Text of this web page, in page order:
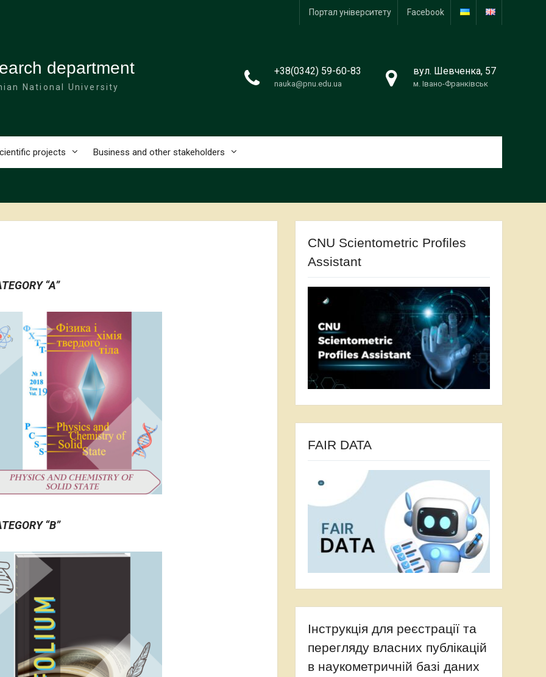
Портал університету Facebook
department
National University
+38(0342) 59-60-83
nauka@pnu.edu.ua
вул. Шевченка, 57
м. Івано-Франківськ
projects Business and other stakeholders
“A”
“B”
CNU Scientometric Profiles
Assistant
FAIR DATA
Інструкція для реєстрації та
перегляду власних публікацій
в наукометричній базі даних